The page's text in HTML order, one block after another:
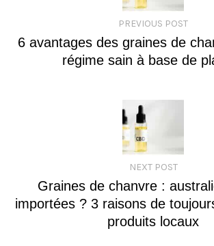
PREVIOUS POST
6 avantages des graines de
régime sain à base de
NEXT POST
Graines de chanvre :
importées ? 3 raisons de
produits locaux